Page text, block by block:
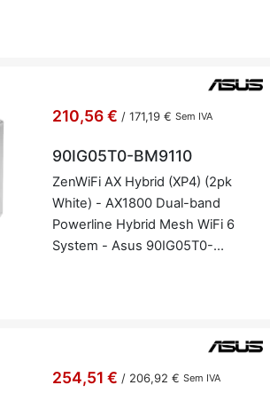
210,56 € / 171,19 € Sem IVA
90IG05T0-BM9110
ZenWiFi AX Hy­brid (XP4) (2pk
White) - AX1800 Dual-band
Power­line Hy­brid Mesh WiFi 6
System - Asus 90IG05T0-
254,51 € / 206,92 € Sem IVA